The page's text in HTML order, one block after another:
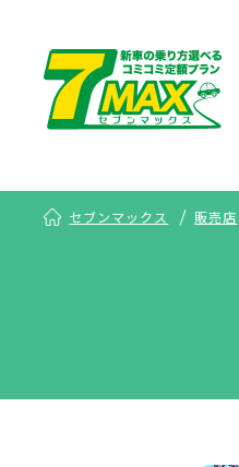
セブンマックス 販売店